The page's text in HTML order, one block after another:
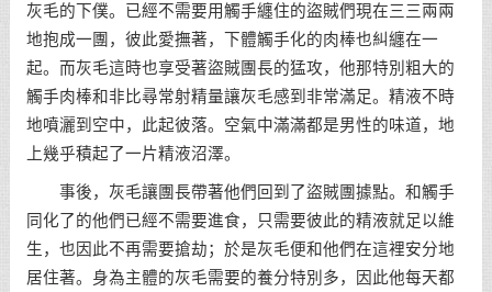
灰毛的下僕。已經不需要用觸手纏住的盜賊們現在三三兩兩
地抱成一團，彼此愛撫著，下體觸手化的肉棒也糾纏在一
起。而灰毛這時也享受著盜賊團長的猛攻，他那特別粗大的
觸手肉棒和非比尋常射精量讓灰毛感到非常滿足。精液不時
地噴灑到空中，此起彼落。空氣中滿滿都是男性的味道，地
上幾乎積起了一片精液沼澤。
事後，灰毛讓團長帶著他們回到了盜賊團據點。和觸手
同化了的他們已經不需要進食，只需要彼此的精液就足以維
生，也因此不再需要搶劫；於是灰毛便和他們在這裡安分地
居住著。身為主體的灰毛需要的養分特別多，因此他每天都